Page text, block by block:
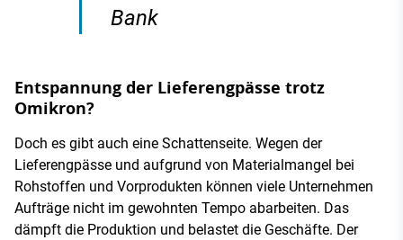
Bank
Entspannung der Lieferengpässe trotz
Omikron?
Doch es gibt auch eine Schattenseite. Wegen der
Lieferengpässe und aufgrund von Materialmangel bei
Rohstoffen und Vorprodukten können viele Unternehmen
Aufträge nicht im gewohnten Tempo abarbeiten. Das
dämpft die Produktion und belastet die Geschäfte. Der